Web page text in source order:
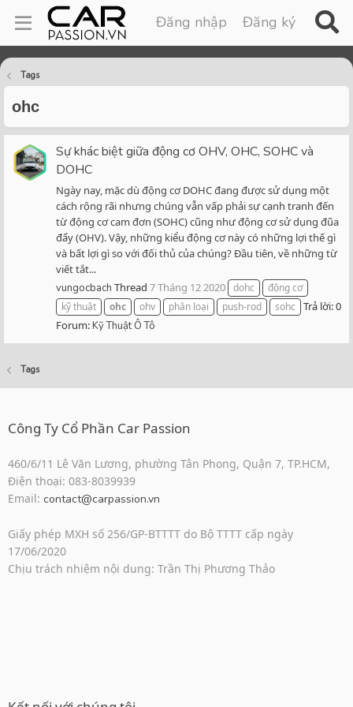
Đăng nhập Đăng ký
Tags
ohc
Sự khác biệt giữa động cơ OHV, OHC, SOHC và
DOHC
Ngày nay, mặc dù động cơ DOHC đang được sử dụng một
cách rộng rãi nhưng chúng vẫn vấp phải sự cạnh tranh đến
từ động cơ cam đơn (SOHC) cũng như động cơ sử dụng đũa
đẩy (OHV). Vậy, những kiểu động cơ này có những lợi thế gì
và bất lợi gì so với đối thủ của chúng? Đầu tiên, về những từ
viết tắt...
vungocbach Thread 7 Tháng 12 2020 dohc
động cơ
kỹ thuật
ohc ohv phân loại push-rod sohc
Trả lời: 0
Forum:Kỹ Thuật Ô Tô
Tags
Công Ty Cổ Phần Car Passion
460/6/11 Lê Văn Lương, phường Tân Phong, Quận 7, TP.HCM,
Điện thoại: 083-8039939
Email: contact@carpassion.vn
Giấy phép MXH số 256/GP-BTTTT do Bộ TTTT cấp ngày
17/06/2020
Chịu trách nhiệm nội dung: Trần Thị Phương Thảo